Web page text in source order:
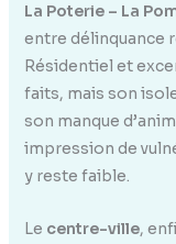
La Poterie – La
entre délinquance
Résidentiel et
faits, mais son
son manque
impression de
y reste faible.
Le centre-ville,